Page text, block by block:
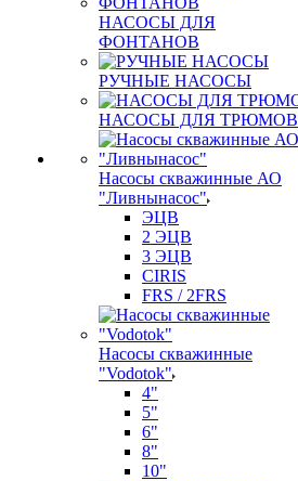
НАСОСЫ ДЛЯ
ФОНТАНОВ
РУЧНЫЕ НАСОСЫ
НАСОСЫ ДЛЯ ТРЮМОВ
Насосы скважинные АО
"Ливнынасос"
ЭЦВ
2 ЭЦВ
3 ЭЦВ
CIRIS
FRS / 2FRS
Насосы скважинные
"Vodotok"
4"
5"
6"
8"
10"